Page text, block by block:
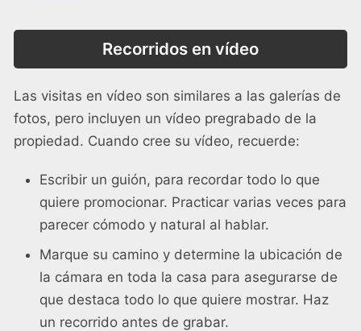
Recorridos en vídeo
Las visitas en vídeo son similares a las galerías de
fotos, pero incluyen un vídeo pregrabado de la
propiedad. Cuando cree su vídeo, recuerde:
Escribir un guión, para recordar todo lo que
quiere promocionar. Practicar varias veces para
parecer cómodo y natural al hablar.
Marque su camino y determine la ubicación de
la cámara en toda la casa para asegurarse de
que destaca todo lo que quiere mostrar. Haz
un recorrido antes de grabar.